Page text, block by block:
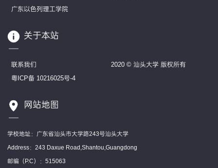
广东以色列理工学院
关于本站
联系我们
2020 © 汕头大学 版权所有
粤ICP备 10216025号-4
网站地图
学校地址：广东省汕头市大学路243号汕头大学
Address：243 Daxue Road,Shantou,Guangdong
邮编（P.C）：515063